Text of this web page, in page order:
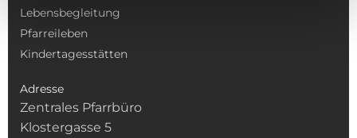
Lebensbegleitung
Pfarreileben
Kindertagesstätten
Adresse
Zentrales Pfarrbüro
Klostergasse 5